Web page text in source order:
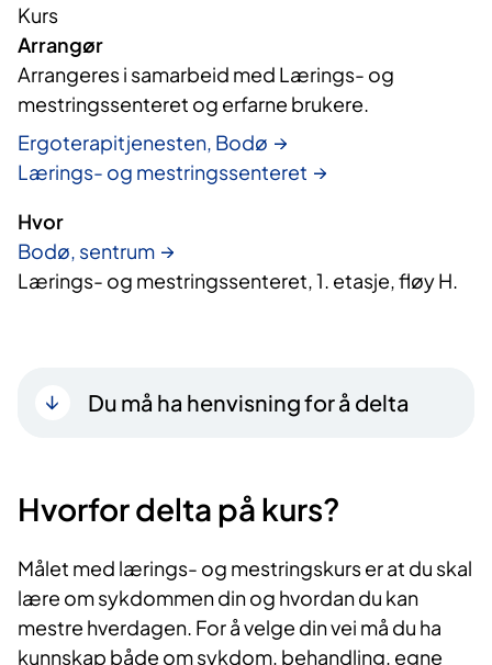
Kurs
Arrangør
Arrangeres i samarbeid med Lærings- og
mestringssenteret og erfarne brukere.
Ergoterapitjenesten, Bodø
Lærings- og mestringssenteret
Hvor
Bodø, sentrum
Lærings- og mestringssenteret, 1. etasje, fløy H.
Du må ha henvisning for å delta
Hvorfor delta på kurs?​
Målet med lærings- og mestringskurs er at du skal
lære om sykdommen din og hvordan du kan
mestre hverdagen. For å velge din vei må du ha
kunnskap både om sykdom, behandling, egne